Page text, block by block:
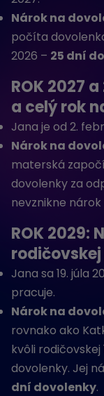
Nárok na
počíta
2026 – 25 dní
ROK 2027
a celý rok
Jana je od 2.
Nárok na
materská
dovolenky za
nevznikne
ROK 2029:
rodičovskej
Jana sa 19. júla
pracuje.
Nárok na
rovnako ako
kvôli rodičovskej
dovolenky. Jej
dní dovolenky.